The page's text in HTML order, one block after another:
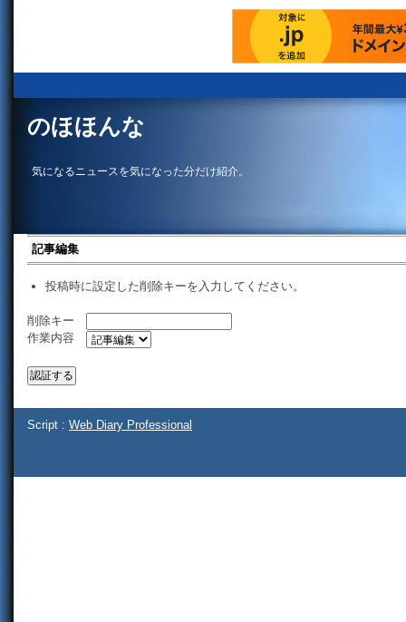
のほほんな
気になるニュースを気になった分だけ紹介。
記事編集
投稿時に設定した削除キーを入力してください。
削除キー
作業内容
Script : Web Diary Professional